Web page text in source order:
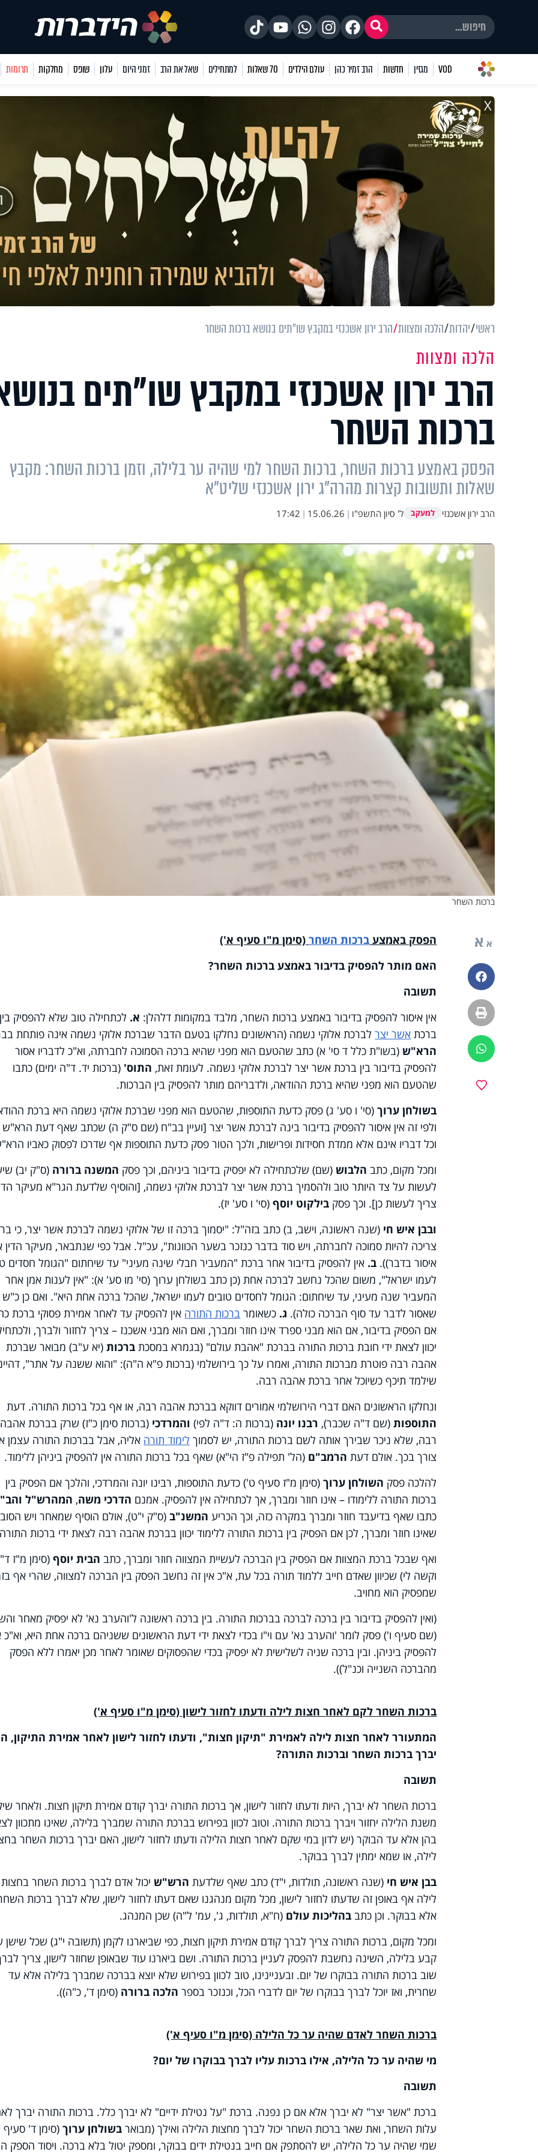
VOD מגזין חדשות הרב זמיר כהן עולם הילדים 70 שאלות למתחילים שאל את הרב זמני היום עלון שופס מחלקות תרומות
X
ראשי יהדות הלכה ומצוות הרב ירון אשכנזי במקבץ שו"תים בנושא ברכות השחר
הלכה ומצוות
הרב ירון אשכנזי במקבץ שו"תים
ברכות השחר
הפסק באמצע ברכות השחר, ברכות השחר למי שהיה ער בלילה, וזמן ברכות השחר: מקבץ
שאלות ותשובות קצרות מהרה"ג ירון אשכנזי שליט"א
הרב ירון אשכנזי למעקב ל' סיון התשפ"ו |
15.06.26
|
17:42
ברכות השחר
א א
פייסבוק
הדפסה
ווטסאפ
הפסק באמצע ברכות השחר(סימן מ"ו סעיף א')
האם מותר להפסיק בדיבור באמצע ברכות השחר?
תשובה
אין איסור להפסיק בדיבור באמצע ברכות השחר, מלבד במקומות דלהלן: א. לכתחילה טוב שלא להפסיק בין
ברכת אשר יצרלברכת אלוקי נשמה (הראשונים נחלקו בטעם הדבר שברכת אלוקי נשמה אינה פותחת
הרא"ש (בשו"ת כלל ד סי' א) כתב שהטעם הוא מפני שהיא ברכה הסמוכה לחברתה, וא"כ לדבריו אסור
להפסיק בדיבור בין ברכת אשר יצר לברכת אלוקי נשמה. לעומת זאת, התוס' (ברכות יד. ד"ה ימים) כתבו
שהטעם הוא מפני שהיא ברכת ההודאה, ולדבריהם מותר להפסיק בין הברכות.
בשולחן ערוך(סי' ו סע' ג) פסק כדעת התוספות, שהטעם הוא מפני שברכת אלוקי נשמה היא ברכת
ולפי זה אין איסור להפסיק בדיבור בינה לברכת אשר יצר [ועיין בב"ח (שם ס"ק ה) שכתב שאף דעת הרא"ש
וכל דבריו אינם אלא ממדת חסידות ופרישות, ולכך הטור פסק כדעת התוספות אף שדרכו לפסוק כאביו
ומכל מקום, כתב הלבוש (שם) שלכתחילה לא יפסיק בדיבור ביניהם, וכך פסק המשנה ברורה (ס"ק יב)
לעשות על צד היותר טוב ולהסמיך ברכת אשר יצר לברכת אלוקי נשמה, [והוסיף שלדעת הגר"א מעיקר
צריך לעשות כן]. וכך פסק בילקוט יוסף(סי' ו סע' יז).
ובבן איש חי (שנה ראשונה, וישב, ב) כתב בזה"ל: "יסמוך ברכה זו של אלוקי נשמה לברכת אשר יצר, כי
צריכה להיות סמוכה לחברתה, ויש סוד בדבר כנזכר בשער הכוונות", עכ"ל. אבל כפי שנתבאר, מעיקר הדין
איסור בדבר)). ב. אין להפסיק בדיבור אחר ברכת "המעביר חבלי שינה מעיני" עד שיחתום "הגומל חסדים
לעמו ישראל", משום שהכל נחשב לברכה אחת (כן כתב בשולחן ערוך (סי' מו סע' א): "אין לענות אמן אחר
המעביר שנה מעיני, עד שיחתום: הגומל לחסדים טובים לעמו ישראל, שהכל ברכה אחת היא". ואם כן כ"ש
שאסור לדבר עד סוף הברכה כולה). ג. כשאומר ברכות התורה אין להפסיק עד לאחר אמירת פסוקי ברכת
אם הפסיק בדיבור, אם הוא מבני ספרד אינו חוזר ומברך, ואם הוא מבני אשכנז – צריך לחזור ולברך,
יכוון לצאת ידי חובת ברכות התורה בברכת "אהבת עולם" (בגמרא במסכת ברכות(יא ע"ב) מבואר שברכת
אהבה רבה פוטרת מברכות התורה, ואמרו על כך בירושלמי (ברכות פ"א ה"ה): "והוא ששנה על אתר",
שילמד תיכף כשיוכל אחר ברכת אהבה רבה.
ונחלקו הראשונים האם דברי הירושלמי אמורים דווקא בברכת אהבה רבה, או אף בכל ברכות התורה. דעת
התוספות(שם ד"ה שכבר), רבנו יונה (ברכות ה: ד"ה לפי) והמרדכי (ברכות סימן כ"ז) שרק בברכת אהבה
רבה, שלא ניכר שבירך אותה לשם ברכות התורה, יש לסמוך לימוד תורה אליה, אבל בברכות התורה עצמן
צורך בכך. אולם דעת הרמב"ם (הל' תפילה פ"ז הי"א) שאף בכל ברכות התורה אין להפסיק ביניהן ללימוד.
להלכה פסק השולחן ערוך(סימן מ"ז סעיף ט') כדעת התוספות, רבינו יונה והמרדכי, והלכך אם הפסיק בין
ברכות התורה ללימודו – אינו חוזר ומברך, אך לכתחילה אין להפסיק. אמנם הדרכי משה, המהרש"ל
כתבו שאף בדיעבד חוזר ומברך במקרה כזה, וכך הכריע המשנ"ב(ס"ק י"ט), אולם הוסיף שמאחר ויש
שאינו חוזר ומברך, לכן אם הפסיק בין ברכות התורה ללימוד יכוון בברכת אהבה רבה לצאת ידי ברכות
ואף שבכל ברכת המצוות אם הפסיק בין הברכה לעשיית המצווה חוזר ומברך, כתב הבית יוסף(סימן מ"ז
וקשה לי) שכיוון שאדם חייב ללמוד תורה בכל עת, א"כ אין זה נחשב הפסק בין הברכה למצווה, שהרי אף
שמפסיק הוא מחויב.
(ואין להפסיק בדיבור בין ברכה לברכה בברכות התורה. בין ברכה ראשונה ל'והערב נא' לא יפסיק מאחר
(שם סעיף ו') פסק לומר 'והערב נא' עם וי"ו בכדי לצאת ידי דעת הראשונים ששניהם ברכה אחת היא, וא"כ
להפסיק ביניהן. ובין ברכה שניה לשלישית לא יפסיק בכדי שהפסוקים שאומר לאחר מכן יאמרו ללא הפסק
מהברכה השנייה וכנ"ל)).
ברכות השחר לקם לאחר חצות לילה ודעתו לחזור לישון (סימן מ"ו סעיף א')
המתעורר לאחר חצות לילה לאמירת "תיקון חצות", ודעתו לחזור לישון לאחר אמירת התיקון,
יברך ברכות השחר וברכות התורה?
תשובה
ברכות השחר לא יברך, היות ודעתו לחזור לישון, אך ברכות התורה יברך קודם אמירת תיקון חצות. ולאחר
משנת הלילה יחזור ויברך ברכות התורה. וטוב לכוון בפירוש בברכת התורה שמברך בלילה, שאינו מתכוון
בהן אלא עד הבוקר (יש לדון במי שקם לאחר חצות הלילה ודעתו לחזור לישון, האם יברך ברכות השחר
לילה, או שמא ימתין לברך בבוקר.
בבן איש חי (שנה ראשונה, תולדות, י"ד) כתב שאף שלדעת הרש"ש יכול אדם לברך ברכות השחר בחצות
לילה אף באופן זה שדעתו לחזור לישון, מכל מקום מנהגנו שאם דעתו לחזור לישון, שלא לברך ברכות
אלא בבוקר. וכן כתב בהליכות עולם (ח"א, תולדות, ג', עמ' ל"ה) שכן המנהג.
ומכל מקום, ברכות התורה צריך לברך קודם אמירת תיקון חצות, כפי שביארנו לקמן (תשובה י"ג) שכל שישן
קבע בלילה, השינה נחשבת להפסק לעניין ברכות התורה. ושם ביארנו עוד שבאופן שחוזר לישון, צריך
שוב ברכות התורה בבוקרו של יום. ובעניינינו, טוב לכוון בפירוש שלא יוצא בברכה שמברך בלילה אלא עד
שחרית, ואז יוכל לברך בבוקרו של יום לדברי הכל, וכנזכר בספר הלכה ברורה (סימן ד', כ"ה)).
ברכות השחר לאדם שהיה ער כל הלילה (סימן מ"ו סעיף א')
מי שהיה ער כל הלילה, אילו ברכות עליו לברך בבוקרו של יום?
תשובה
ברכת "אשר יצר" לא יברך אלא אם כן נפנה. ברכת "על נטילת ידיים" לא יברך כלל. ברכות התורה יברך
עלות השחר, ואת שאר ברכות השחר יכול לברך מחצות הלילה ואילך (מבואר בשולחן ערוך (סימן ד' סעיף
שמי שהיה ער כל הלילה, יש להסתפק אם חייב בנטילת ידים בבוקר, ומספק יטול בלא ברכה. ויסוד הספק